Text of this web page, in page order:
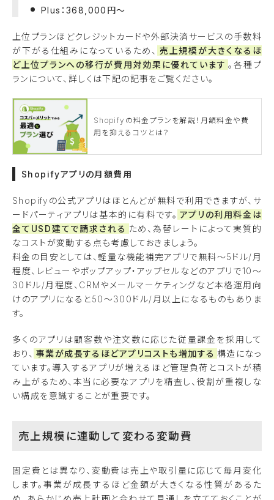
Plus：368,000円〜
上位プランほどクレジットカードや外部決済サービスの手数料
が下がる仕組みになっているため、 売上規模が大きくなるほ
ど上位プランへの移行が費用対効果に優れています 。各種プ
ランについて、詳しくは下記の記事をご覧ください。
Shopifyの料金プランを解説！月額料金や費
用を抑えるコツとは？
Shopifyアプリの月額費用
Shopifyの公式アプリはほとんどが無料で利用できますが、サ
ードパーティアプリは基本的に有料です。 アプリの利用料金は
全てUSD建てで請求される ため、為替レートによって実質的
なコストが変動する点も考慮しておきましょう。
料金の目安としては、軽量な機能補完アプリで無料〜5ドル/月
程度、レビューやポップアップ・アップセルなどのアプリで10〜
30ドル/月程度、CRMやメールマーケティングなど本格運用向
けのアプリになると50〜300ドル/月以上になるものもありま
す。
多くのアプリは顧客数や注文数に応じた従量課金を採用して
おり、 事業が成長するほどアプリコストも増加する 構造になっ
ています。導入するアプリが増えるほど管理負荷とコストが積
み上がるため、本当に必要なアプリを精査し、役割が重複しな
い構成を意識することが重要です。
売上規模に連動して変わる変動費
固定費とは異なり、変動費は売上や取引量に応じて毎月変化
します。事業が成長するほど金額が大きくなる性質があるた